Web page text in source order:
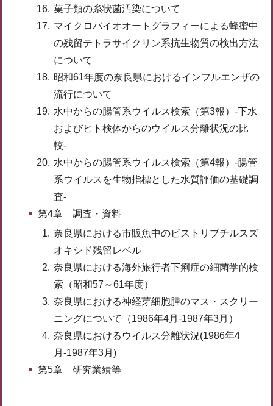
菓子類の糸状菌汚染について
マイクロバイオオートグラフィーによる蜂蜜中
の残留テトラサイクリン系抗生物質の検出方法
について
昭和61年度の奈良県におけるインフルエンザの
流行について
水中からの腸管系ウイルス検索（第3報）-下水
およびヒト検体からのウイルス分離状況の比
較-
水中からの腸管系ウイルス検索（第4報）-腸管
系ウイルスを生物指標とした水質評価の基礎調
査-
第4章 調査・資料
奈良県における市販魚中のビストリブチルスズ
オキシド残留レベル
奈良県における海外旅行者下痢症の細菌学的検
索（昭和57～61年度）
奈良県における神経芽細胞腫のマス・スクリー
ニングについて（1986年4月-1987年3月）
奈良県におけるウイルス分離状況(1986年4
月-1987年3月)
第5章 研究業績等